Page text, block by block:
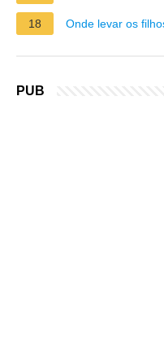
18 Onde levar os
PUB